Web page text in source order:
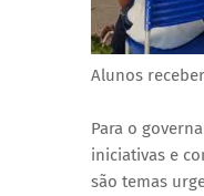
Alunos
Para o
iniciativas e
são temas